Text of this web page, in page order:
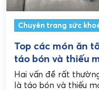
Chuyên trang sức
Top các món ăn
táo bón và thiếu
Hai vấn đề rất
là táo bón và thiếu